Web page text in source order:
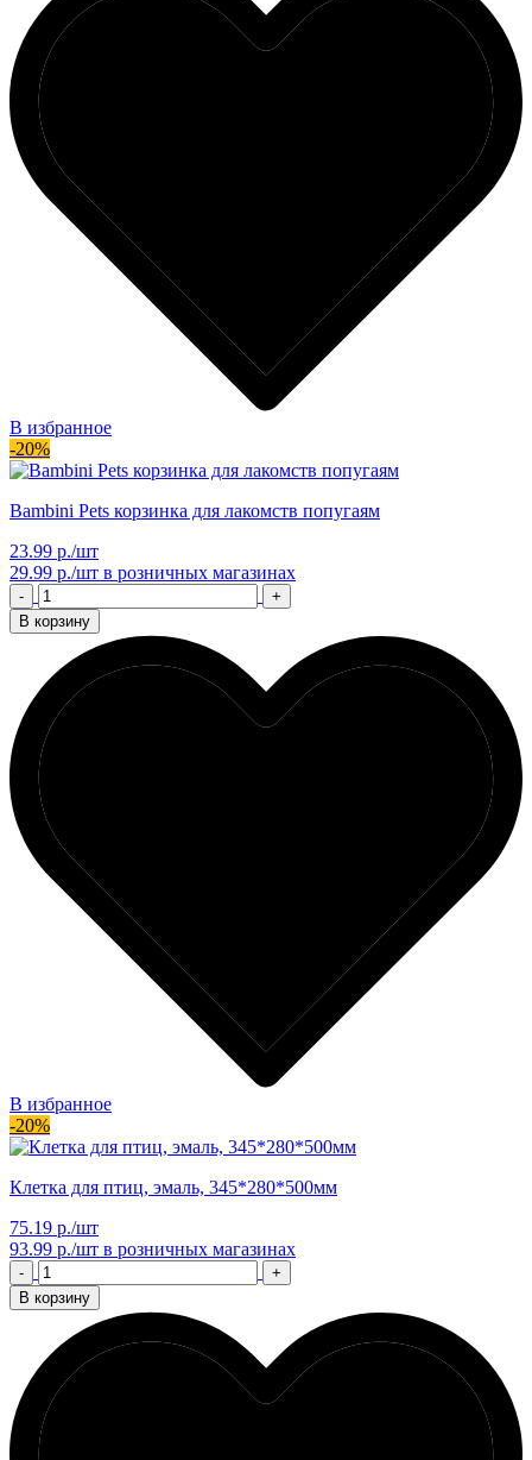
В избранное
-20%
Bambini Pets корзинка для лакомств попугаям
23.99 р./шт
29.99 р./шт в розничных магазинах
-
+
В корзину
В избранное
-20%
Клетка для птиц, эмаль, 345*280*500мм
75.19 р./шт
93.99 р./шт в розничных магазинах
-
+
В корзину